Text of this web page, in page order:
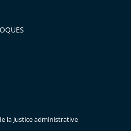
la Justice administrative